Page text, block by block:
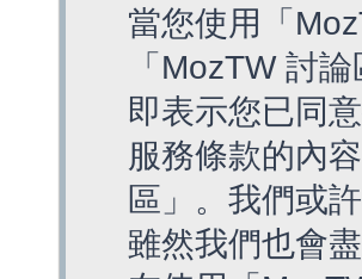
當您使用「
「MozTW 討
即表示您已同
服務條款的內
區」。我們或
雖然我們也會